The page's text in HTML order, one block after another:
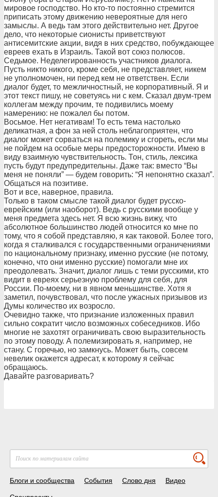
мировое господство. Но кто-то постоянно стремится
приписать этому движению невероятные для него
замыслы. А ведь там этого действительно нет. Другое
дело, что некоторые сионисты приветствуют
антисемитские акции, видя в них средство, побуждающее
евреев ехать в Израиль. Такой вот союз полюсов.
Седьмое. Неделегированность участников диалога.
Пусть никто никого, кроме себя, не представляет, никем
не уполномочен, ни перед кем не ответствен. Если
диалог будет, то межличностный, не корпоративный. Я и
этот текст пишу, не советуясь ни с кем. Сказал двум-трем
коллегам между прочим, те подивились моему
намерению: не пожалел бы потом.
Восьмое. Нет негативам! То есть тема настолько
деликатная, а фон за ней столь неблагоприятен, что
диалог может сорваться на полемику и сгореть, если мы
не пойдем на особые меры предосторожности. Имею в
виду взаимную чувствительность. Тон, стиль, лексика
пусть будут предупредительны. Даже так: вместо “Вы
меня не поняли” — будем говорить: “Я непонятно сказал”.
Общаться на позитиве.
Вот и все, наверное, правила.
Только в таком смысле такой диалог будет русско-
еврейским (или наоборот). Ведь с русскими вообще у
меня предмета здесь нет. Я всю жизнь вижу, что
абсолютное большинство людей относится ко мне по
тому, что я собой представляю, я как таковой. Более того,
когда я сталкивался с государственными ограничениями
по национальному признаку, именно русские (не потому,
конечно, что они именно русские) помогали мне их
преодолевать. Значит, диалог лишь с теми русскими, кто
видит в евреях серьезную проблему для себя, для
России. По-моему, ни в явном меньшинстве. Хотя я
заметил, почувствовал, что после ужасных призывов из
Думы количество их возросло.
Очевидно также, что признание изложенных правил
сильно сократит число возможных собеседников. Ибо
многие не захотят ограничивать свою выразительность
по этому поводу. А полемизировать я, например, не
стану. С горечью, но замкнусь. Может быть, совсем
невелик окажется адресат, к которому я сейчас
обращаюсь.
Давайте разговаривать?
Блоги и сообщества События Слово дня Видео